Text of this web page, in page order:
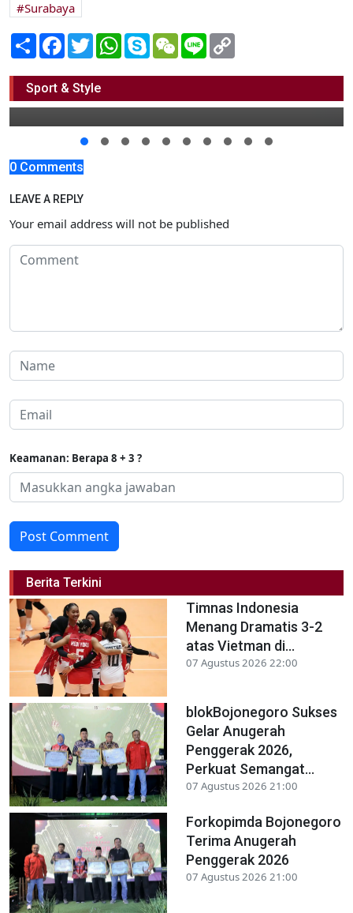
Surabaya
Share Facebook
TwitterWhatsApp
SkypeWeChatLine
Sport & Style
Meriahnya Festival Banjari IKAMI
ATTANWIR
24 Juni 2024 20:30
0 Comments
LEAVE A REPLY
Your email address will not be published
Keamanan: Berapa 8 + 3 ?
Post Comment
Berita Terkini
Timnas Indonesia
Menang Dramatis 3-2
atas Vietman di...
07 Agustus 2026 22:00
blokBojonegoro Sukses
Gelar Anugerah
Penggerak 2026,
Perkuat Semangat...
07 Agustus 2026 21:00
Forkopimda Bojonegoro
Terima Anugerah
Penggerak 2026
07 Agustus 2026 21:00